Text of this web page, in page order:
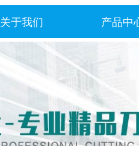
关于我们
关于我们
产品中